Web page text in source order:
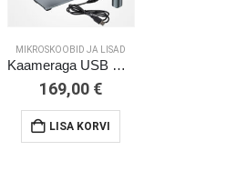
MIKROSKOOBID JA LISAD
Kaameraga USB mikroskoop DST-1028 5,1 Mpix
169,00 €
LISA KORVI